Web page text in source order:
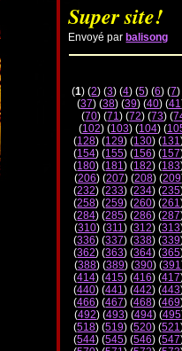
Super site!
Envoyé par balisong
(1) (2) (3) (4) (5) (6) (7
(37) (38) (39) (40) (41
(70) (71) (72) (73) (
(102) (103) (104) (
(128) (129) (130) (131
(154) (155) (156) (157
(180) (181) (182) (183
(206) (207) (208) (209
(232) (233) (234) (235
(258) (259) (260) (261
(284) (285) (286) (287
(310) (311) (312) (313
(336) (337) (338) (339
(362) (363) (364) (365
(388) (389) (390) (391
(414) (415) (416) (417
(440) (441) (442) (443
(466) (467) (468) (469
(492) (493) (494) (495
(518) (519) (520) (521
(544) (545) (546) (547